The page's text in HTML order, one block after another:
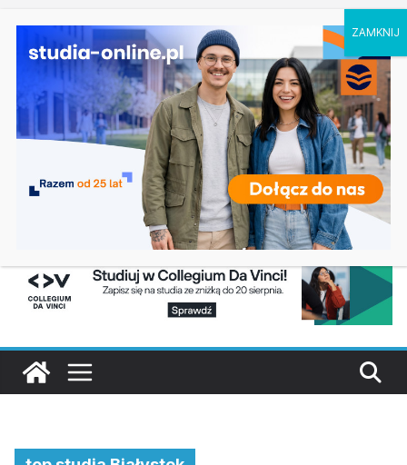
Ostatnie
wpisy:
Elektroniczne przetwarzanie informacji w
Krakowie
Prawo w Łomży
Pedagogika przedszkolna i wczesnoszkolna w
Skierniewicach
Kosmetologia w Opolu
Logistyka – studia inżynierskie na Uniwersytecie
Szczecińskim